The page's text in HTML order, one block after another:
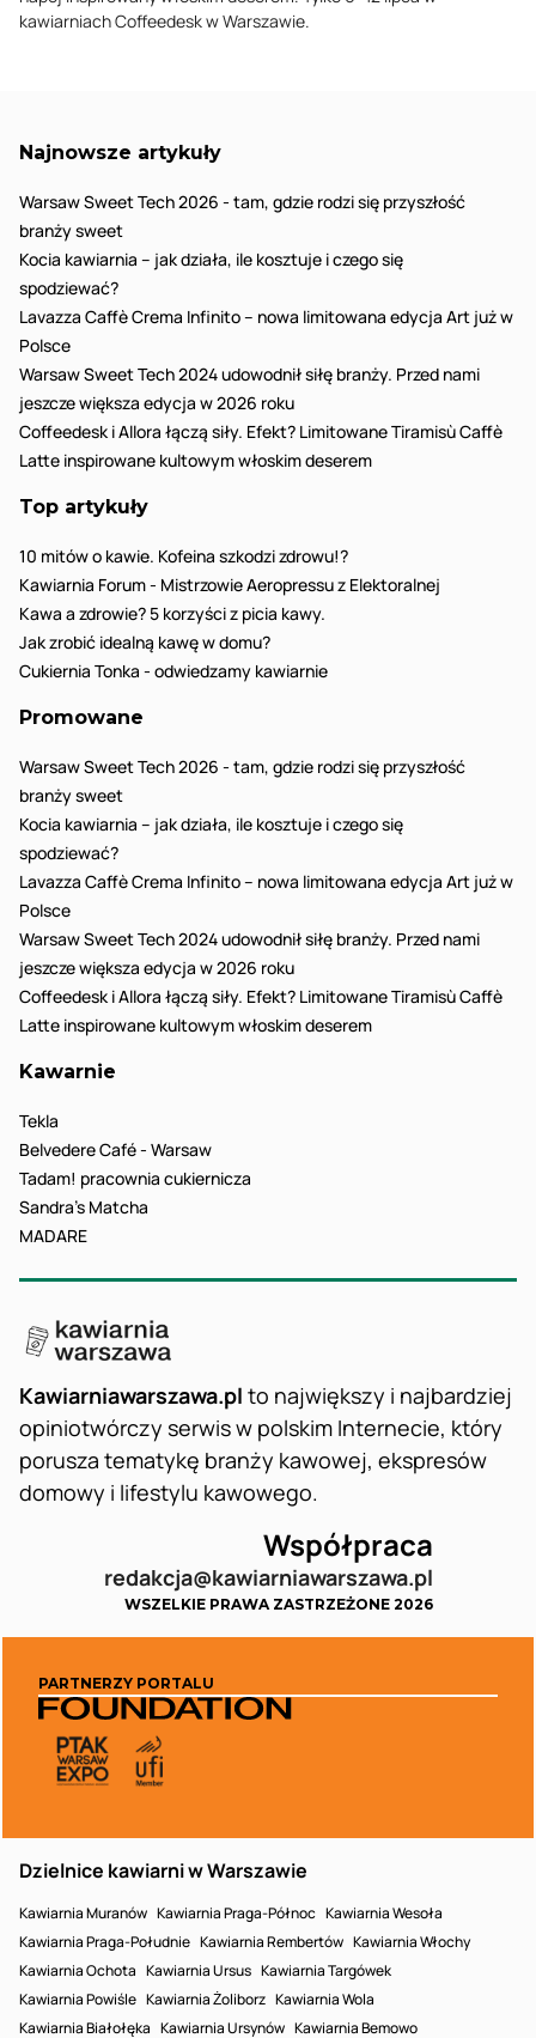
kawiarniach Coffeedesk w Warszawie.
Najnowsze artykuły
Warsaw Sweet Tech 2026 - tam, gdzie rodzi się przyszłość
branży sweet
Kocia kawiarnia – jak działa, ile kosztuje i czego się
spodziewać?
Lavazza Caffè Crema Infinito – nowa limitowana edycja Art już w
Polsce
Warsaw Sweet Tech 2024 udowodnił siłę branży. Przed nami
jeszcze większa edycja w 2026 roku
Coffeedesk i Allora łączą siły. Efekt? Limitowane Tiramisù Caffè
Latte inspirowane kultowym włoskim deserem
Top artykuły
10 mitów o kawie. Kofeina szkodzi zdrowu!?
Kawiarnia Forum - Mistrzowie Aeropressu z Elektoralnej
Kawa a zdrowie? 5 korzyści z picia kawy.
Jak zrobić idealną kawę w domu?
Cukiernia Tonka - odwiedzamy kawiarnie
Promowane
Warsaw Sweet Tech 2026 - tam, gdzie rodzi się przyszłość
branży sweet
Kocia kawiarnia – jak działa, ile kosztuje i czego się
spodziewać?
Lavazza Caffè Crema Infinito – nowa limitowana edycja Art już w
Polsce
Warsaw Sweet Tech 2024 udowodnił siłę branży. Przed nami
jeszcze większa edycja w 2026 roku
Coffeedesk i Allora łączą siły. Efekt? Limitowane Tiramisù Caffè
Latte inspirowane kultowym włoskim deserem
Kawarnie
Tekla
Belvedere Café - Warsaw
Tadam! pracownia cukiernicza
Sandra’s Matcha
MADARE
Kawiarniawarszawa.pl to największy i najbardziej
opiniotwórczy serwis w polskim Internecie, który
porusza tematykę branży kawowej, ekspresów
domowy i lifestylu kawowego.
Współpraca
redakcja@kawiarniawarszawa.pl
WSZELKIE PRAWA ZASTRZEŻONE 2026
PARTNERZY PORTALU
Dzielnice kawiarni w Warszawie
Kawiarnia Muranów Kawiarnia Praga-Północ Kawiarnia Wesoła
Kawiarnia Praga-Południe Kawiarnia Rembertów Kawiarnia Włochy
Kawiarnia Ochota Kawiarnia Ursus Kawiarnia Targówek
Kawiarnia Powiśle Kawiarnia Żoliborz Kawiarnia Wola
Kawiarnia Białołęka Kawiarnia Ursynów Kawiarnia Bemowo